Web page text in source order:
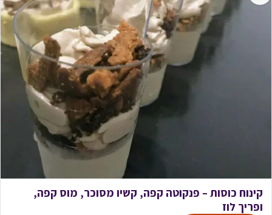
קינוח כוסות – פנקוטה קפה, קשיו מסוכר, מוס קפה,
ופריך לוז